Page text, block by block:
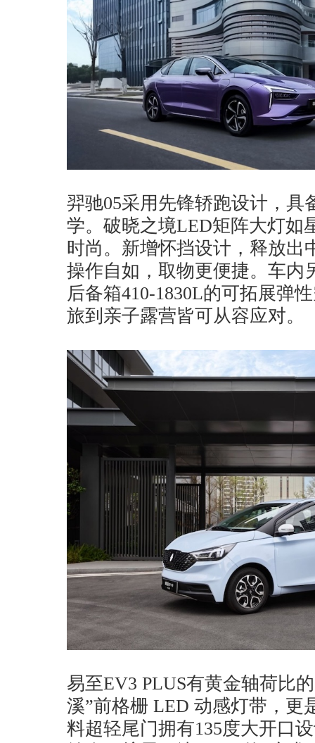
羿驰05采用先锋轿跑设计，具
学。破晓之境LED矩阵大灯如
时尚。新增怀挡设计，释放出
操作自如，取物更便捷。车内
后备箱410-1830L的可拓展弹
旅到亲子露营皆可从容应对。
易至EV3 PLUS有黄金轴荷比
溪”前格栅 LED 动感灯带，更
料超轻尾门拥有135度大开口